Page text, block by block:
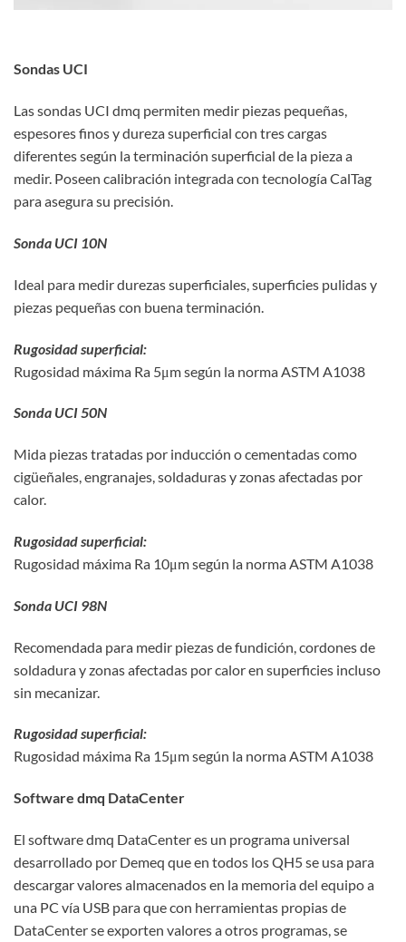
Sondas UCI
Las sondas UCI dmq permiten medir piezas pequeñas,
espesores finos y dureza superficial con tres cargas
diferentes según la terminación superficial de la pieza a
medir. Poseen calibración integrada con tecnología CalTag
para asegura su precisión.
Sonda UCI 10N
Ideal para medir durezas superficiales, superficies pulidas y
piezas pequeñas con buena terminación.
Rugosidad superficial:
Rugosidad máxima Ra 5μm según la norma ASTM A1038
Sonda UCI 50N
Mida piezas tratadas por inducción o cementadas como
cigüeñales, engranajes, soldaduras y zonas afectadas por
calor.
Rugosidad superficial:
Rugosidad máxima Ra 10μm según la norma ASTM A1038
Sonda UCI 98N
Recomendada para medir piezas de fundición, cordones de
soldadura y zonas afectadas por calor en superficies incluso
sin mecanizar.
Rugosidad superficial:
Rugosidad máxima Ra 15μm según la norma ASTM A1038
Software dmq DataCenter
El software dmq DataCenter es un programa universal
desarrollado por Demeq que en todos los QH5 se usa para
descargar valores almacenados en la memoria del equipo a
una PC vía USB para que con herramientas propias de
DataCenter se exporten valores a otros programas, se